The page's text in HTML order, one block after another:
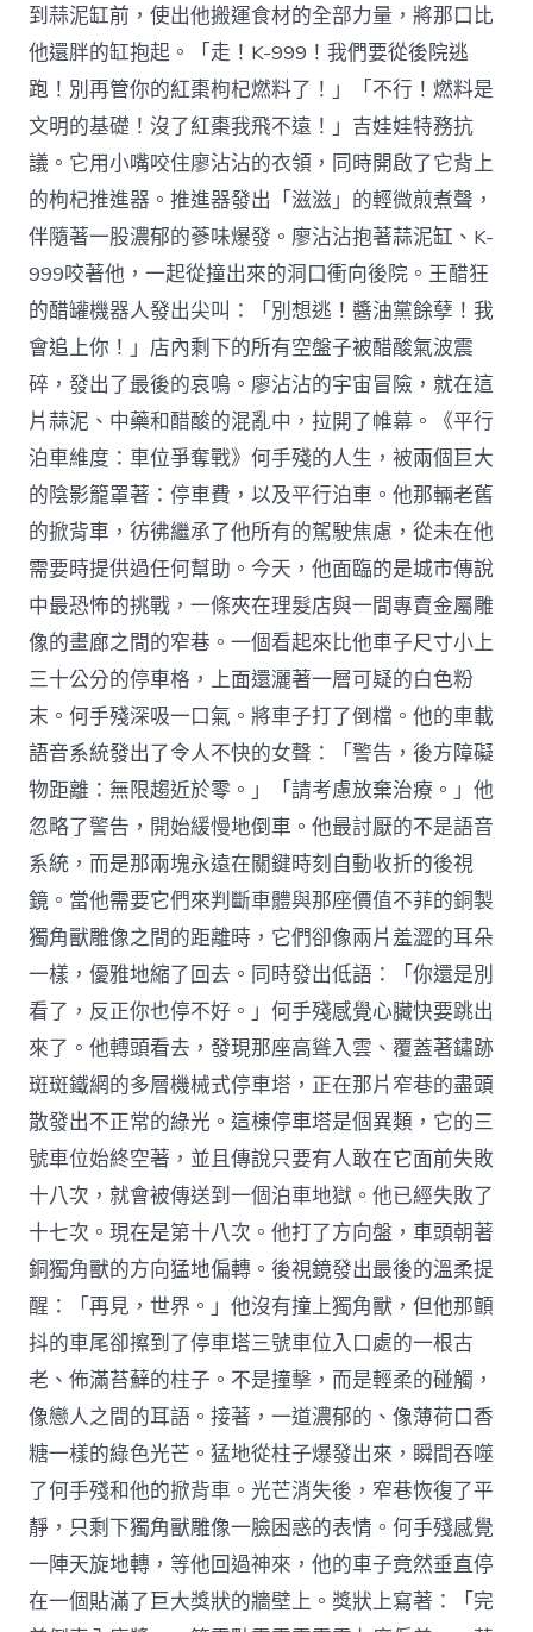
到蒜泥缸前，使出他搬運食材的全部力量，將那口比
他還胖的缸抱起。「走！K-999！我們要從後院逃
跑！別再管你的紅棗枸杞燃料了！」「不行！燃料是
文明的基礎！沒了紅棗我飛不遠！」吉娃娃特務抗
議。它用小嘴咬住廖沾沾的衣領，同時開啟了它背上
的枸杞推進器。推進器發出「滋滋」的輕微煎煮聲，
伴隨著一股濃郁的蔘味爆發。廖沾沾抱著蒜泥缸、K-
999咬著他，一起從撞出來的洞口衝向後院。王醋狂
的醋罐機器人發出尖叫：「別想逃！醬油黨餘孽！我
會追上你！」店內剩下的所有空盤子被醋酸氣波震
碎，發出了最後的哀鳴。廖沾沾的宇宙冒險，就在這
片蒜泥、中藥和醋酸的混亂中，拉開了帷幕。《平行
泊車維度：車位爭奪戰》何手殘的人生，被兩個巨大
的陰影籠罩著：停車費，以及平行泊車。他那輛老舊
的掀背車，彷彿繼承了他所有的駕駛焦慮，從未在他
需要時提供過任何幫助。今天，他面臨的是城市傳說
中最恐怖的挑戰，一條夾在理髮店與一間專賣金屬雕
像的畫廊之間的窄巷。一個看起來比他車子尺寸小上
三十公分的停車格，上面還灑著一層可疑的白色粉
末。何手殘深吸一口氣。將車子打了倒檔。他的車載
語音系統發出了令人不快的女聲：「警告，後方障礙
物距離：無限趨近於零。」「請考慮放棄治療。」他
忽略了警告，開始緩慢地倒車。他最討厭的不是語音
系統，而是那兩塊永遠在關鍵時刻自動收折的後視
鏡。當他需要它們來判斷車體與那座價值不菲的銅製
獨角獸雕像之間的距離時，它們卻像兩片羞澀的耳朵
一樣，優雅地縮了回去。同時發出低語：「你還是別
看了，反正你也停不好。」何手殘感覺心臟快要跳出
來了。他轉頭看去，發現那座高聳入雲、覆蓋著鏽跡
斑斑鐵網的多層機械式停車塔，正在那片窄巷的盡頭
散發出不正常的綠光。這棟停車塔是個異類，它的三
號車位始終空著，並且傳說只要有人敢在它面前失敗
十八次，就會被傳送到一個泊車地獄。他已經失敗了
十七次。現在是第十八次。他打了方向盤，車頭朝著
銅獨角獸的方向猛地偏轉。後視鏡發出最後的溫柔提
醒：「再見，世界。」他沒有撞上獨角獸，但他那顫
抖的車尾卻擦到了停車塔三號車位入口處的一根古
老、佈滿苔蘚的柱子。不是撞擊，而是輕柔的碰觸，
像戀人之間的耳語。接著，一道濃郁的、像薄荷口香
糖一樣的綠色光芒。猛地從柱子爆發出來，瞬間吞噬
了何手殘和他的掀背車。光芒消失後，窄巷恢復了平
靜，只剩下獨角獸雕像一臉困惑的表情。何手殘感覺
一陣天旋地轉，等他回過神來，他的車子竟然垂直停
在一個貼滿了巨大獎狀的牆壁上。獎狀上寫著：「完